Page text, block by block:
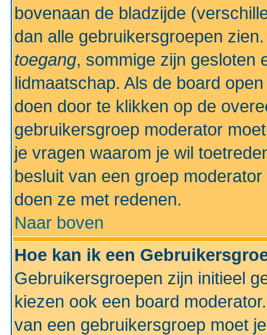
bovenaan de bladzijde
dan alle gebruikersgroepen
toegang, sommige zijn gesloten
lidmaatschap. Als de board
doen door te klikken op de
gebruikersgroep moderator
je vragen waarom je wil
besluit van een groep
doen ze met redenen.
Naar boven
Hoe kan ik een
Gebruikersgroepen zijn initieel
kiezen ook een board
van een gebruikersgroep moet